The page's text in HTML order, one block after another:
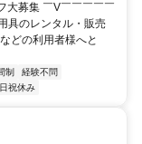
大募集 ￣V￣￣￣￣￣
具のレンタル・販売
どの利用者様へと
制
経験不問
祝休み